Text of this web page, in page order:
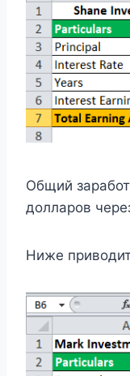
Общий
долларов
Ниже